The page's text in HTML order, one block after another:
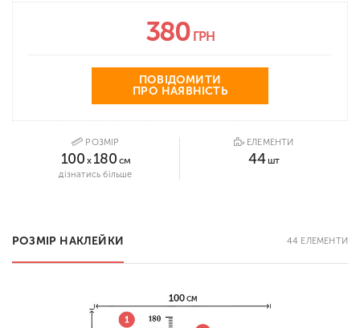
380 ГРН
ПОВІДОМИТИ
ПРО НАЯВНІСТЬ
РОЗМІР
100 x 180 см
дізнатись більше
ЕЛЕМЕНТИ
44шт
РОЗМІР НАКЛЕЙКИ 44 ЕЛЕМЕНТИ